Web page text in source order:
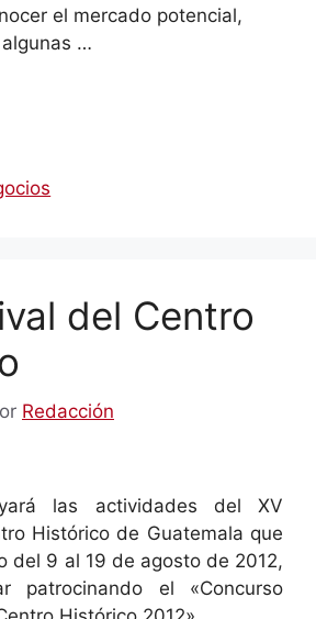
el mercado potencial,
…
del Centro
Redacción
las actividades del XV
Histórico de Guatemala que
del 9 al 19 de agosto de 2012,
patrocinando el «Concurso